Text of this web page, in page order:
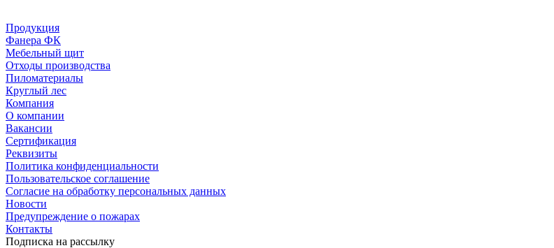
Продукция
Фанера ФК
Мебельный щит
Отходы производства
Пиломатериалы
Круглый лес
Компания
О компании
Вакансии
Сертификация
Реквизиты
Политика конфиденциальности
Пользовательское соглашение
Согласие на обработку персональных данных
Новости
Предупреждение о пожарах
Контакты
Подписка на рассылку